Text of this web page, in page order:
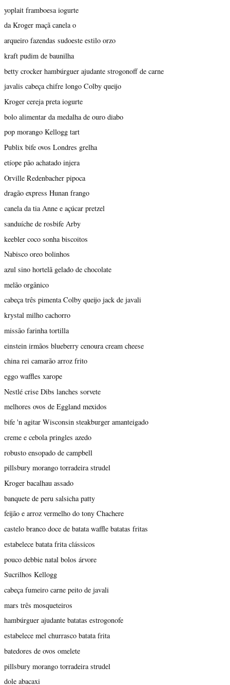
yoplait framboesa iogurte
da Kroger maçã canela o
arqueiro fazendas sudoeste estilo orzo
kraft pudim de baunilha
betty crocker hambúrguer ajudante strogonoff de carne
javalis cabeça chifre longo Colby queijo
Kroger cereja preta iogurte
bolo alimentar da medalha de ouro diabo
pop morango Kellogg tart
Publix bife ovos Londres grelha
etíope pão achatado injera
Orville Redenbacher pipoca
dragão express Hunan frango
canela da tia Anne e açúcar pretzel
sanduíche de rosbife Arby
keebler coco sonha biscoitos
Nabisco oreo bolinhos
azul sino hortelã gelado de chocolate
melão orgânico
cabeça três pimenta Colby queijo jack de javali
krystal milho cachorro
missão farinha tortilla
einstein irmãos blueberry cenoura cream cheese
china rei camarão arroz frito
eggo waffles xarope
Nestlé crise Dibs lanches sorvete
melhores ovos de Eggland mexidos
bife 'n agitar Wisconsin steakburger amanteigado
creme e cebola pringles azedo
robusto ensopado de campbell
pillsbury morango torradeira strudel
Kroger bacalhau assado
banquete de peru salsicha patty
feijão e arroz vermelho do tony Chachere
castelo branco doce de batata waffle batatas fritas
estabelece batata frita clássicos
pouco debbie natal bolos árvore
Sucrilhos Kellogg
cabeça fumeiro carne peito de javali
mars três mosqueteiros
hambúrguer ajudante batatas estrogonofe
estabelece mel churrasco batata frita
batedores de ovos omelete
pillsbury morango torradeira strudel
dole abacaxi